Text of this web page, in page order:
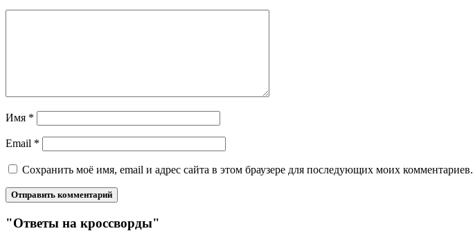
Имя *
Email *
Сохранить моё имя, email и адрес сайта в этом браузере для последующих моих комментариев.
"Ответы на кроссворды"